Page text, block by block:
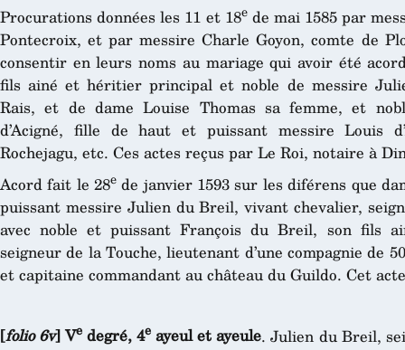
Procurations données les 11 et 18ede mai 1585 par
Pontecroix, et par messire Charle Goyon, comte de
consentir en leurs noms au mariage qui avoir été
fils ainé et héritier principal et noble de messire
Rais, et de dame Louise Thomas sa femme, et
d’Acigné, fille de haut et puissant messire Louis
Rochejagu, etc. Ces actes reçus par Le Roi, notaire à
Acord fait le 28e de janvier 1593 sur les diférens que
puissant messire Julien du Breil, vivant chevalier,
avec noble et puissant François du Breil, son fils
seigneur de la Touche, lieutenant d’une compagnie de
et capitaine commandant au château du Guildo. Cet
[folio 6v] Ve degré, 4e ayeul et ayeule. Julien du Breil,